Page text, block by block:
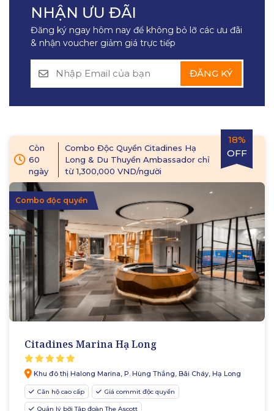
NHẬN ƯU ĐÃI
Đăng ký ngay hôm nay để không bỏ lỡ các ưu đãi
& nhận voucher giảm giá trực tiếp
ĐĂNG KÝ
Còn
60
ngày
Combo Độc Quyền Citadines Hạ
Long & Du Thuyền Ambassador chỉ
từ 1,300,000 VND/người
18%
OFF
Combo độc quyền
Citadines Marina Hạ Long
Khu đô thị Halong Marina, P. Hùng Thắng, Bãi Cháy, Hạ Long
Căn hộ cao cấp Giá commit độc quyền
Quản lý bời Tập đoàn The Ascott